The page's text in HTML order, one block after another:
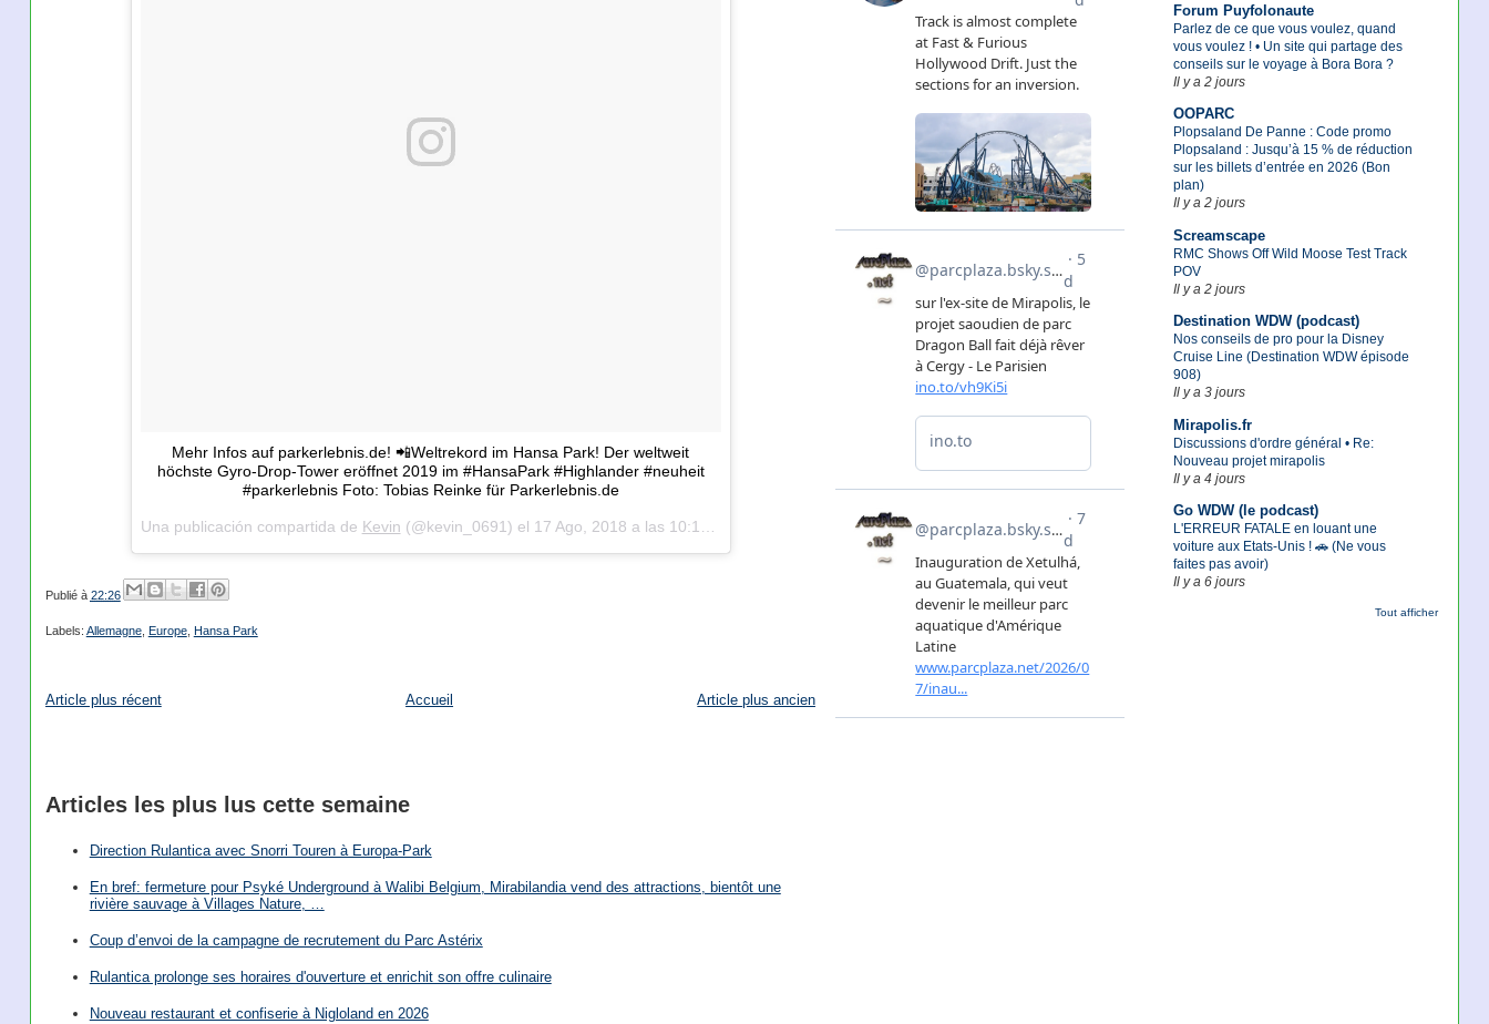
Forum Puyfolonaute
Parlez de ce que vous voulez, quand
vous voulez ! • Un site qui partage des
conseils sur le voyage à Bora Bora ?
Il y a 2 jours
OOPARC
Plopsaland De Panne : Code promo
Plopsaland : Jusqu’à 15 % de réduction
sur les billets d’entrée en 2026 (Bon
plan)
Il y a 2 jours
Screamscape
RMC Shows Off Wild Moose Test Track
POV
Il y a 2 jours
Destination WDW (podcast)
Nos conseils de pro pour la Disney
Cruise Line (Destination WDW épisode
908)
Il y a 3 jours
Mirapolis.fr
Discussions d'ordre général • Re:
Nouveau projet mirapolis
Il y a 4 jours
Go WDW (le podcast)
L'ERREUR FATALE en louant une
voiture aux Etats-Unis ! 🚗 (Ne vous
faites pas avoir)
Il y a 6 jours
Tout afficher
Mehr Infos auf parkerlebnis.de! 📲Weltrekord im Hansa Park! Der weltweit
höchste Gyro-Drop-Tower eröffnet 2019 im #HansaPark #Highlander #neuheit
#parkerlebnis Foto: Tobias Reinke für Parkerlebnis.de
Una publicación compartida de Kevin (@kevin_0691) el 17 Ago, 2018 a las 10:19 PDT
Publié à 22:26
Labels: Allemagne, Europe, Hansa Park
Article plus récent Article plus ancien
Accueil
Articles les plus lus cette semaine
Direction Rulantica avec Snorri Touren à Europa-Park
En bref: fermeture pour Psyké Underground à Walibi Belgium, Mirabilandia vend des attractions, bientôt une
rivière sauvage à Villages Nature, …
Coup d’envoi de la campagne de recrutement du Parc Astérix
Rulantica prolonge ses horaires d'ouverture et enrichit son offre culinaire
Nouveau restaurant et confiserie à Nigloland en 2026